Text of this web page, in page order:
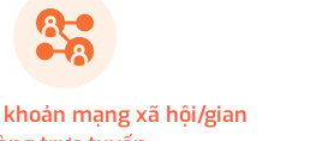
mạng xã hội/gian